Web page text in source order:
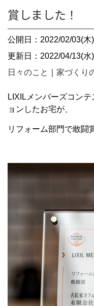
賞しました！
公開日：2022/02/03(木)
更新日：2022/04/13(水)
日々のこと
家づくり
LIXILメンバーズコン
ョンしたお宅が、
リフォーム部門で敢闘